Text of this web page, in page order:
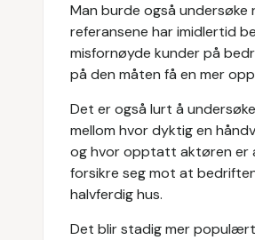
Man burde også
referansene har imidlertid
misfornøyde kunder på
på den måten få en mer
Det er også lurt å
mellom hvor dyktig en
og hvor opptatt aktøren er
forsikre seg mot at
halvferdig hus.
Det blir stadig mer populært